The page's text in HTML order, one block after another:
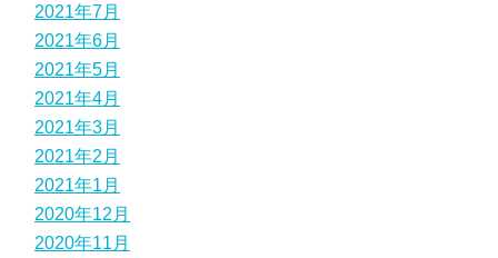
2021年7月
2021年6月
2021年5月
2021年4月
2021年3月
2021年2月
2021年1月
2020年12月
2020年11月